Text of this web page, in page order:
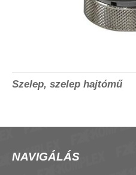
Szelep, szelep hajtómű
NAVIGÁLÁS